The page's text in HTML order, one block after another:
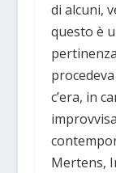
di alcuni,
questo è
c’era, in
Mertens,